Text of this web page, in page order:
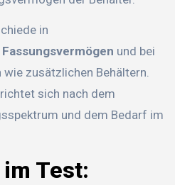
in
Fassungsvermögen und bei
zusätzlichen Behältern.
sich nach dem
und dem Bedarf im
Test: